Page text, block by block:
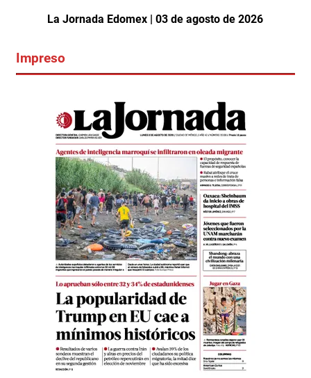
La Jornada Edomex | 03 de agosto de 2026
Impreso